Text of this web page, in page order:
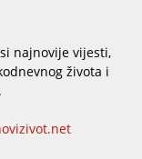
najnovije vijesti,
života i